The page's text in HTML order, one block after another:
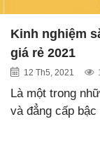
Kinh nghiệm
giá rẻ 2021
12 Th5, 2021
Là một trong
và đẳng cấp